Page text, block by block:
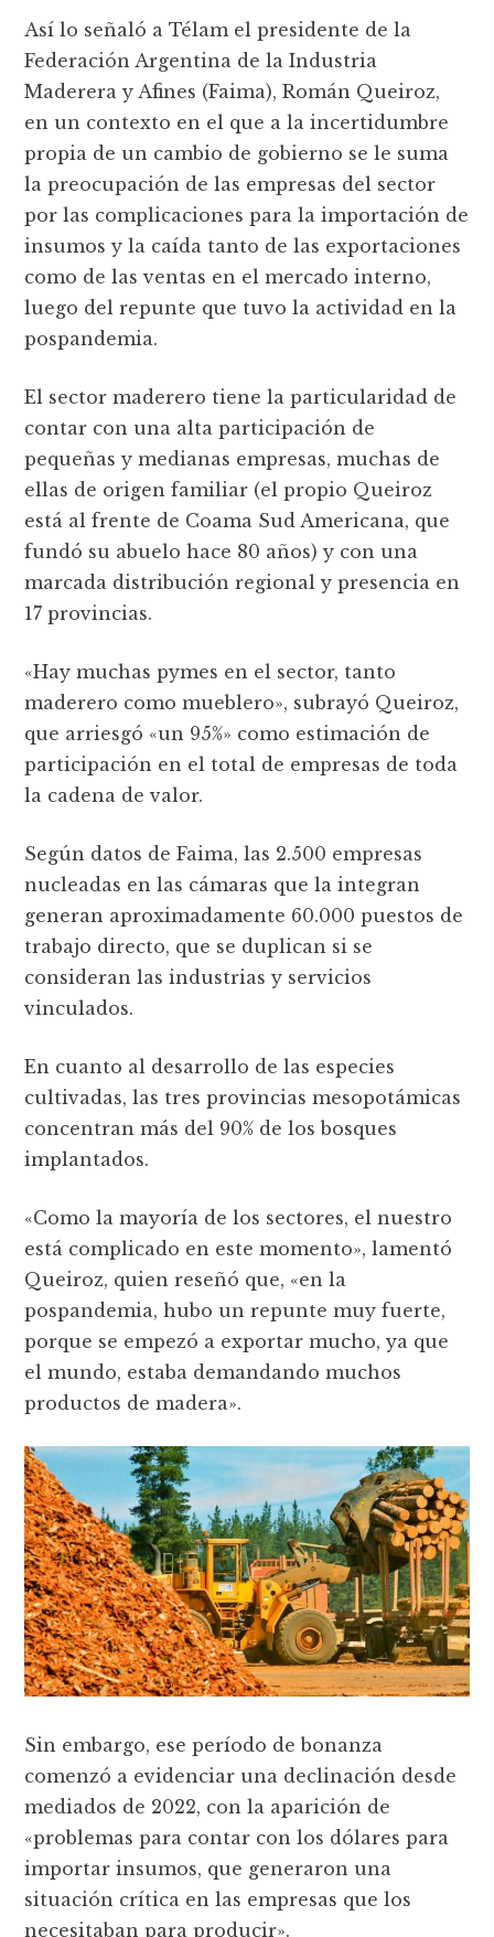
Así lo señaló a Télam el presidente de la
Federación Argentina de la Industria
Maderera y Afines (Faima), Román Queiroz,
en un contexto en el que a la incertidumbre
propia de un cambio de gobierno se le suma
la preocupación de las empresas del sector
por las complicaciones para la importación de
insumos y la caída tanto de las exportaciones
como de las ventas en el mercado interno,
luego del repunte que tuvo la actividad en la
pospandemia.
El sector maderero tiene la particularidad de
contar con una alta participación de
pequeñas y medianas empresas, muchas de
ellas de origen familiar (el propio Queiroz
está al frente de Coama Sud Americana, que
fundó su abuelo hace 80 años) y con una
marcada distribución regional y presencia en
17 provincias.
«Hay muchas pymes en el sector, tanto
maderero como mueblero», subrayó Queiroz,
que arriesgó «un 95%» como estimación de
participación en el total de empresas de toda
la cadena de valor.
Según datos de Faima, las 2.500 empresas
nucleadas en las cámaras que la integran
generan aproximadamente 60.000 puestos de
trabajo directo, que se duplican si se
consideran las industrias y servicios
vinculados.
En cuanto al desarrollo de las especies
cultivadas, las tres provincias mesopotámicas
concentran más del 90% de los bosques
implantados.
«Como la mayoría de los sectores, el nuestro
está complicado en este momento», lamentó
Queiroz, quien reseñó que, «en la
pospandemia, hubo un repunte muy fuerte,
porque se empezó a exportar mucho, ya que
el mundo, estaba demandando muchos
productos de madera».
Sin embargo, ese período de bonanza
comenzó a evidenciar una declinación desde
mediados de 2022, con la aparición de
«problemas para contar con los dólares para
importar insumos, que generaron una
situación crítica en las empresas que los
necesitaban para producir».